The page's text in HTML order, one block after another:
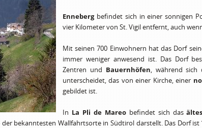
Ennebergbefindet sich in einer sonnigen
vier Kilometer von St. Vigil entfernt, auch
Mit seinen 700 Einwohnern hat das Dorf
immer weniger anwesend ist. Das Dorf
Zentren und Bauernhöfen, während sich
unterscheidet, das von einer Kirche, einer
gebildet ist.
In La Pli de Mareobefindet sich das
bekanntesten Wallfahrtsorte in Südtirol darstellt. Das Dorf ist